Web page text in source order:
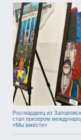
Росгвардеец из
стал призером
«Мы вместе»